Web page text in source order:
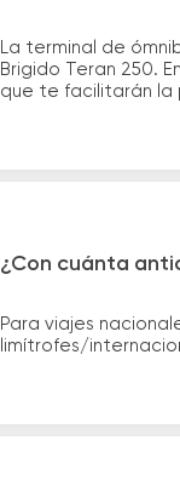
La terminal de
Brigido Teran 250.
que te facilitarán la
¿Con cuánta
Para viajes
limítrofes/